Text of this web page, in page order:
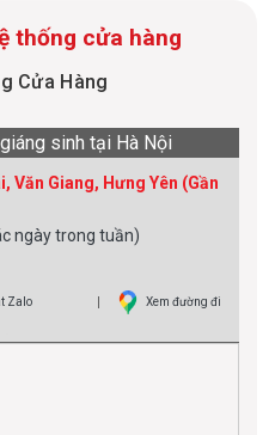
thống cửa hàng
Cửa Hàng
sinh tại Hà Nội
Văn Giang, Hưng Yên (Gần
ngày trong tuần)
Zalo Xem đường đi